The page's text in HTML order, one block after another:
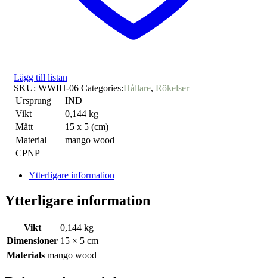
Lägg till listan
SKU: WWIH-06 Categories:Hållare, Rökelser
Ursprung
IND
Vikt
0,144 kg
Mått
15 x 5 (cm)
Material
mango wood
CPNP
Ytterligare information
Ytterligare information
Vikt
0,144 kg
Dimensioner 15 × 5 cm
Materials mango wood